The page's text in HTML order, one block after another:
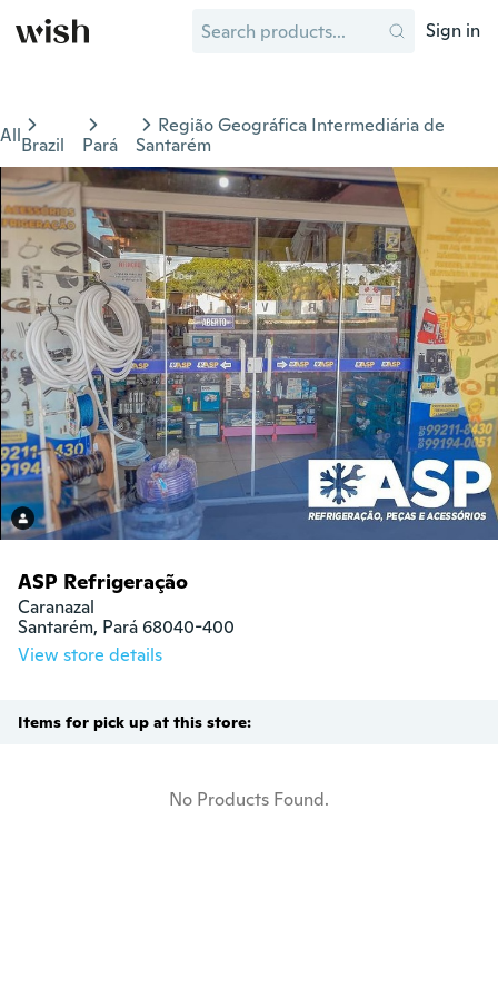
Sign in
AllBrazil Pará
Região Geográfica Intermediária de
Santarém
ASP Refrigeração
Caranazal
Santarém, Pará 68040-400
View store details
Items for pick up at this store:
No Products Found.